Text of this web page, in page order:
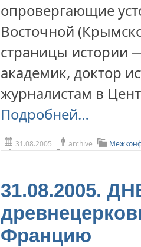
опровергающие
Восточной
страницы истории
академик, доктор
журналистам в
Подробней…
31.08.2005 archive
31.08.2005.
Францию